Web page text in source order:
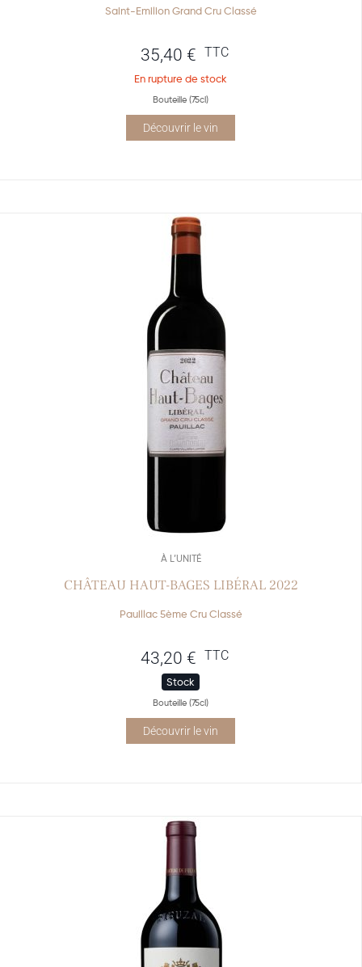
Saint-Emilion Grand Cru Classé
35,40 € TTC
En rupture de stock
Bouteille (75cl)
Découvrir le vin
À L’UNITÉ
CHÂTEAU HAUT-BAGES LIBÉRAL 2022
Pauillac 5ème Cru Classé
43,20 € TTC
Stock
Bouteille (75cl)
Découvrir le vin